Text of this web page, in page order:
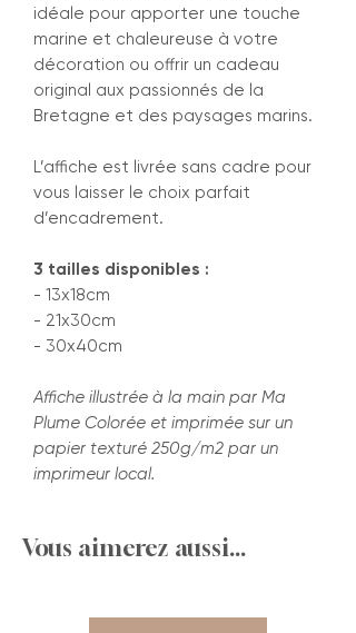
idéale pour apporter une touche
marine et chaleureuse à votre
décoration ou offrir un cadeau
original aux passionnés de la
Bretagne et des paysages marins.
L’affiche est livrée sans cadre pour
vous laisser le choix parfait
d’encadrement.
3 tailles disponibles :
- 13x18cm
- 21x30cm
- 30x40cm
Affiche illustrée à la main par Ma
Plume Colorée et imprimée sur un
papier texturé 250g/m2 par un
imprimeur local.
Vous aimerez aussi...